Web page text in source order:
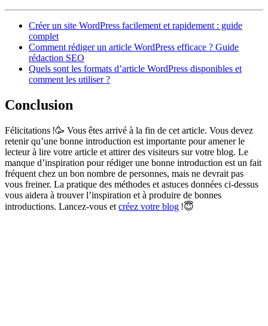
Créer un site WordPress facilement et rapidement : guide
complet
Comment rédiger un article WordPress efficace ? Guide
rédaction SEO
Quels sont les formats d’article WordPress disponibles et
comment les utiliser ?
Conclusion
Félicitations !🥳 Vous êtes arrivé à la fin de cet article. Vous devez
retenir qu’une bonne introduction est importante pour amener le
lecteur à lire votre article et attirer des visiteurs sur votre blog. Le
manque d’inspiration pour rédiger une bonne introduction est un fait
fréquent chez un bon nombre de personnes, mais ne devrait pas
vous freiner. La pratique des méthodes et astuces données ci-dessus
vous aidera à trouver l’inspiration et à produire de bonnes
introductions. Lancez-vous et créez votre blog !😇